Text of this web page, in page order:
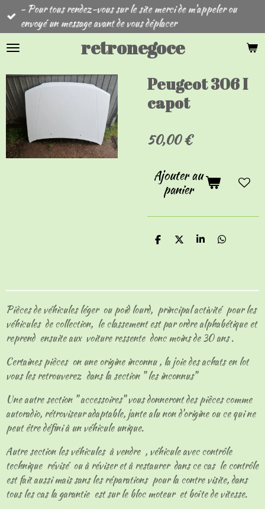
Passer
principal
retronegoce
- Pour tous rendez-vous sur le site merci de m'appeler ou
envoyé un message avant de vous déplacer
Peugeot 306 I
capot
50,00 €
Ajouter au
panier
P
g
r
P
g
r
P
g
r
P
g
r
Pièces de véhicules léger ou poid lourd, principal activité pour les
véhicules de collection, le classement est par ordre alphabétique et
reprend ensuite aux voiture ressente donc moins de 30 ans .
Certaines pièces on une origine inconnu , la joie des achats en lot
vous les retrouverez dans la section " les inconnus"
Une autre section " accessoires" vous donneront des pièces comme
autoradio, rétroviseur adaptable, jante alu non d'origine ou ce qui ne
peut être défini à un véhicule unique.
Autre section les véhicules à vendre , véhicule avec contrôle
technique révisé ou à réviser et à restaurer dans ce cas le contrôle
est fait aussi mais sans les réparations pour la contre visite, dans
tous les cas la garantie est sur le bloc moteur et boîte de vitesse.